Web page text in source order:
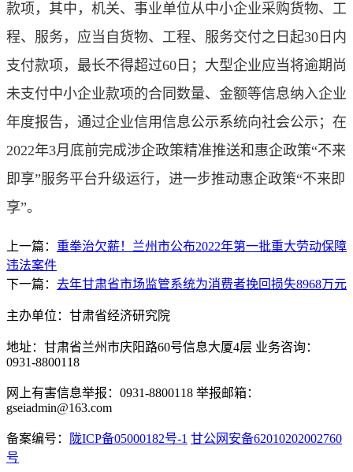
款项，其中，机关、事业单位从中小企业采购货物、工
程、服务，应当自货物、工程、服务交付之日起30日内
支付款项，最长不得超过60日；大型企业应当将逾期尚
未支付中小企业款项的合同数量、金额等信息纳入企业
年度报告，通过企业信用信息公示系统向社会公示；在
2022年3月底前完成涉企政策精准推送和惠企政策“不来
即享”服务平台升级运行，进一步推动惠企政策“不来即
享”。
上一篇： 重拳治欠薪！兰州市公布2022年第一批重大劳动保障
违法案件
下一篇： 去年甘肃省市场监管系统为消费者挽回损失8968万元
主办单位：甘肃省经济研究院
地址：甘肃省兰州市庆阳路60号信息大厦4层 业务咨询：
0931-8800118
网上有害信息举报：0931-8800118 举报邮箱：
gseiadmin@163.com
备案编号： 陇ICP备05000182号-1 甘公网安备62010202002760
号